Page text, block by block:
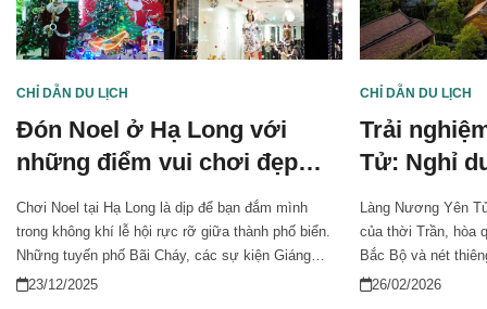
CHỈ DẪN DU LỊCH
Đón Noel ở Hạ Long với
những điểm vui chơi đẹp
Chơi Noel tại Hạ Long là dịp để bạn đắm mình
trong không khí lễ hội rực rỡ giữa thành phố biển.
Những tuyến phố Bãi Cháy, các sự kiện Giáng
sinh, đến không gian lung linh tại Sun World Ha
23/12/2025
CHỈ DẪN DU LỊCH
Trải
Tử: Nghỉ
Làng Nương Yên
của thời Trần, hòa
Bắc Bộ và nét
Dừng chân ở làng
26/02/2026